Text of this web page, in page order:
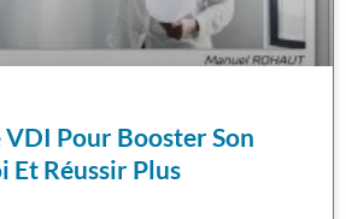
VDI Pour Booster Son
Et Réussir Plus